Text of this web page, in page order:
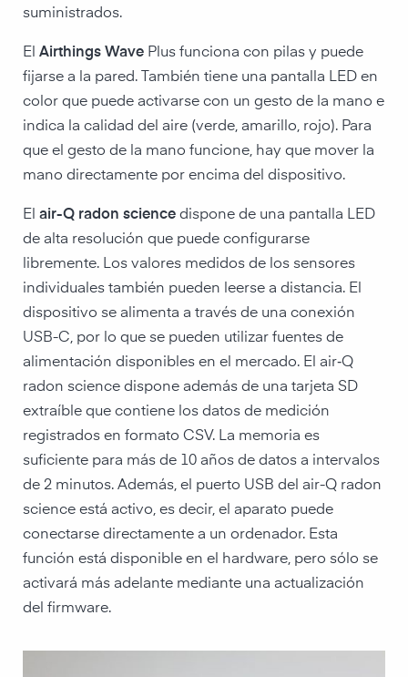
suministrados.
El Airthings Wave Plus funciona con pilas y puede
fijarse a la pared. También tiene una pantalla LED en
color que puede activarse con un gesto de la mano e
indica la calidad del aire (verde, amarillo, rojo). Para
que el gesto de la mano funcione, hay que mover la
mano directamente por encima del dispositivo.
El air-Q radon science dispone de una pantalla LED
de alta resolución que puede configurarse
libremente. Los valores medidos de los sensores
individuales también pueden leerse a distancia. El
dispositivo se alimenta a través de una conexión
USB-C, por lo que se pueden utilizar fuentes de
alimentación disponibles en el mercado. El air‑Q
radon science dispone además de una tarjeta SD
extraíble que contiene los datos de medición
registrados en formato CSV. La memoria es
suficiente para más de 10 años de datos a intervalos
de 2 minutos. Además, el puerto USB del air-Q radon
science está activo, es decir, el aparato puede
conectarse directamente a un ordenador. Esta
función está disponible en el hardware, pero sólo se
activará más adelante mediante una actualización
del firmware.